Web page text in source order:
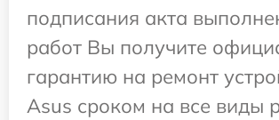
подписания акта
работ Вы получите
гарантию на ремонт
Asus сроком на все виды